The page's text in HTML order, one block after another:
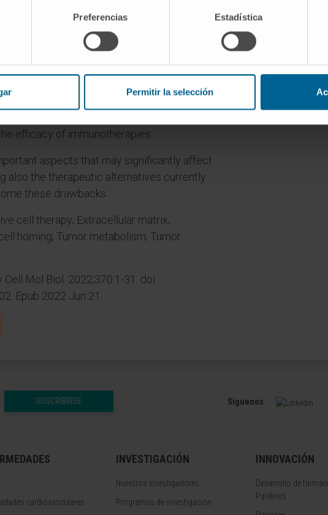
Preferencias Estadística
Permitir la selección
glucose consumption, the high level of
pH acidification, the shortage of
conditions or the accumulation of fatty
(TME) greatly hinder the anti-tumor
ACT therapy strategies.
research seeks to unravel the
the response to therapy and identify
efficacy of immunotherapies.
aspects that may significantly affect
also the therapeutic alternatives currently
these drawbacks.
cell therapy; Extracellular matrix;
homing; Tumor metabolism; Tumor
Cell Mol Biol. 2022;370:1-31. doi:
Epub 2022 Jun 21.
SUSCRIBIRSE Síguenos
cardiovasculares
INVESTIGACIÓN
Nuestros Investigadores
Programas de investigación
INNOVACIÓN
Desarrollo de
Pipelines